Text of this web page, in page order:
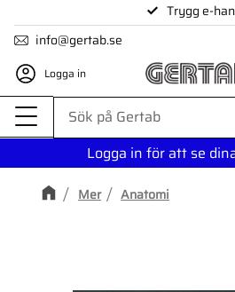
Meny
Trygg e-
info@gertab.se
Logga in
Logga in för att se
Mer Anatomi